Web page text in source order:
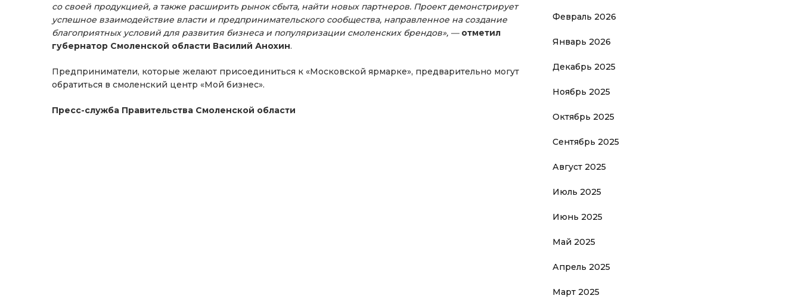
со своей продукцией, а также расширить рынок сбыта, найти новых партнеров. Проект демонстрирует
успешное взаимодействие власти и предпринимательского сообщества, направленное на создание
благоприятных условий для развития бизнеса и популяризации смоленских брендов», — отметил
губернатор Смоленской области Василий Анохин.
Предприниматели, которые желают присоединиться к «Московской ярмарке», предварительно могут
обратиться в смоленский центр «Мой бизнес».
Пресс-служба Правительства Смоленской области
Февраль 2026
Январь 2026
Декабрь 2025
Ноябрь 2025
Октябрь 2025
Сентябрь 2025
Август 2025
Июль 2025
Июнь 2025
Май 2025
Апрель 2025
Март 2025